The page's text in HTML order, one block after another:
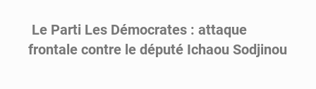
Le Parti Les Démocrates : attaque
frontale contre le député Ichaou Sodjinou